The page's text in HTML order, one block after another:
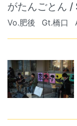
がたんごとん /
Vo.肥後 Gt.橋口